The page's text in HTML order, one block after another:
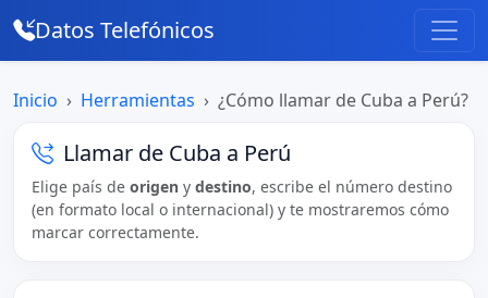
Datos Telefónicos
Inicio Herramientas ¿Cómo llamar de Cuba a Perú?
Llamar de Cuba a Perú
Elige país de origen y destino, escribe el número destino
(en formato local o internacional) y te mostraremos cómo
marcar correctamente.